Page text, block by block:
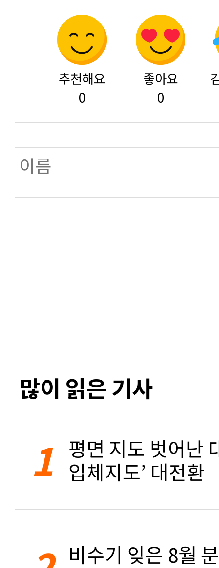
추천해요
0
좋아요
0
많이 읽은 기사
1 평면 지도 벗어난
입체지도’ 대전환
비수기 잊은 8월